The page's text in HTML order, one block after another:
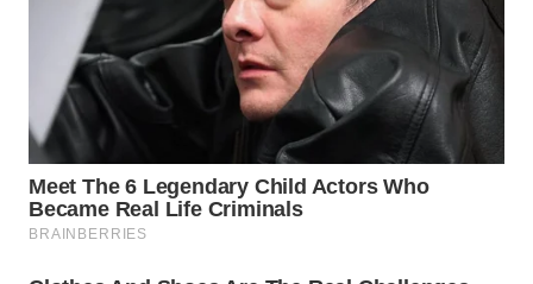
WAHANA
PERSONA
WAHANA
OTOMOTIF
WAHANA
HEALTH